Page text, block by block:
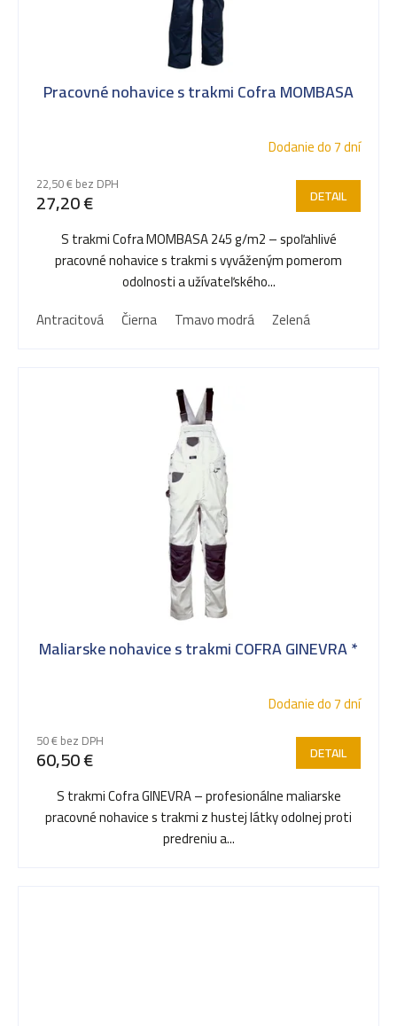
Pracovné nohavice s trakmi Cofra MOMBASA
Dodanie do 7 dní
22,50 € bez DPH
27,20 € DETAIL
S trakmi Cofra MOMBASA 245 g/m2 – spoľahlivé
pracovné nohavice s trakmi s vyváženým pomerom
odolnosti a užívateľského...
Antracitová
Čierna Tmavo modrá Zelená
Maliarske nohavice s trakmi COFRA GINEVRA *
Dodanie do 7 dní
50 € bez DPH
60,50 € DETAIL
S trakmi Cofra GINEVRA – profesionálne maliarske
pracovné nohavice s trakmi z hustej látky odolnej proti
predreniu a...